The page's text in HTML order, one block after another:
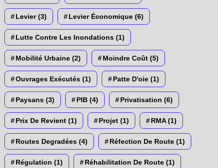
Levier(3) Levier Économique(6)
Lutte Contre Les Inondations(1)
Mobilité Urbaine(2) Moindre Coût(5)
Ouvrages Exécutés(1) Patte D'oie(1)
Paysans(3) PIB(4) Privatisation (6)
Prix De Revient(1) Projet(1) RMA(1)
Routes Degradées(4) Réfection De Route(1)
Régulation (1) Réhabilitation De Route(1)